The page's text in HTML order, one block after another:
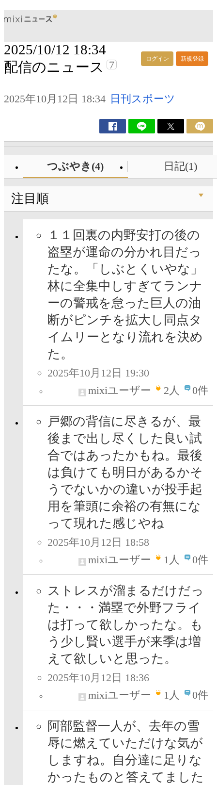
ログイン 新規登録
2025/10/12 18:34
配信のニュース
7
2025年10月12日 18:34 日刊スポーツ
つぶやき(4) 日記(1)
注目順
１１回裏の内野安打の後の
盗塁が運命の分かれ目だっ
たな。「しぶとくいやな」
林に全集中しすぎてランナ
ーの警戒を怠った巨人の油
断がピンチを拡大し同点タ
イムリーとなり流れを決め
た。
2025年10月12日 19:30
mixiユーザー
2人 0件
戸郷の背信に尽きるが、最
後まで出し尽くした良い試
合ではあったかもね。最後
は負けても明日があるかそ
うでないかの違いが投手起
用を筆頭に余裕の有無にな
って現れた感じやね
2025年10月12日 18:58
mixiユーザー
1人 0件
ストレスが溜まるだけだっ
た・・・満塁で外野フライ
は打って欲しかったな。も
う少し賢い選手が来季は増
えて欲しいと思った。
2025年10月12日 18:36
mixiユーザー
1人 0件
阿部監督一人が、去年の雪
辱に燃えていただけな気が
しますね。自分達に足りな
かったものと答えてました